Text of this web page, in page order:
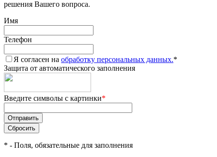
решения Вашего вопроса.
Имя
Телефон
Я согласен на обработку персональных данных.*
Защита от автоматического заполнения
Введите символы с картинки*
* - Поля, обязательные для заполнения